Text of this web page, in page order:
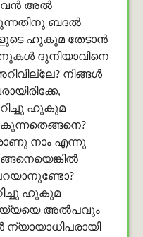
അൽ
ബദൽ
ഹുകുമ തേടാന്‍
ദുനിയാവിനെ
നിങ്ങള്‍
ഹുകുമ
നാം എന്നു
ഹുകുമ
അല്‍പവും
ന്യായാധിപരായി